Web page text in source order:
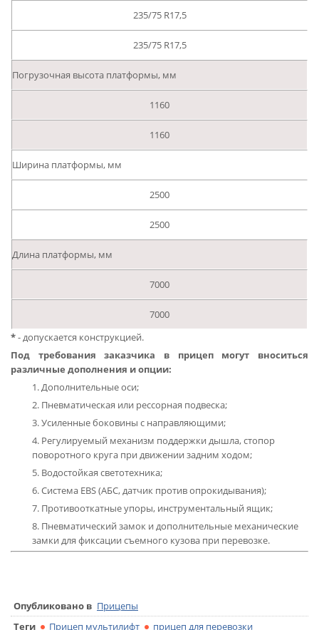
235/75 R17,5
235/75 R17,5
Погрузочная высота платформы, мм
1160
1160
Ширина платформы, мм
2500
2500
Длина платформы, мм
7000
7000
*- допускается конструкцией.
Под требования заказчика в прицеп могут вноситься
различные дополнения и опции:
Дополнительные оси;
Пневматическая или рессорная подвеска;
Усиленные боковины с направляющими;
Регулируемый механизм поддержки дышла, стопор
поворотного круга при движении задним ходом;
Водостойкая светотехника;
Система EBS (АБС, датчик против опрокидывания);
Противооткатные упоры, инструментальный ящик;
Пневматический замок и дополнительные механические
замки для фиксации съемного кузова при перевозке.
Опубликовано в Прицепы
Теги
Прицеп мультилифт
прицеп для перевозки